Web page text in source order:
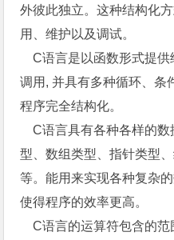
外彼此独立。这种结构化
用、维护以及调试。
C语言是以函数形式提供
调用, 并具有多种循环、条
程序完全结构化。
C语言具有各种各样的数
型、数组类型、指针类型
等。能用来实现各种复杂
使得程序的效率更高。
C语言的运算符包含的范